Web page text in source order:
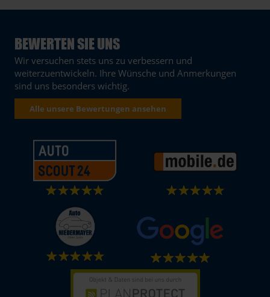
BEWERTEN SIE UNS
Wir versuchen stets uns zu verbessern und
weiterzuentwickeln. Ihre Wünsche und Anmerkungen
sind uns besonders wichtig.
Alle unsere Bewertungen ansehen